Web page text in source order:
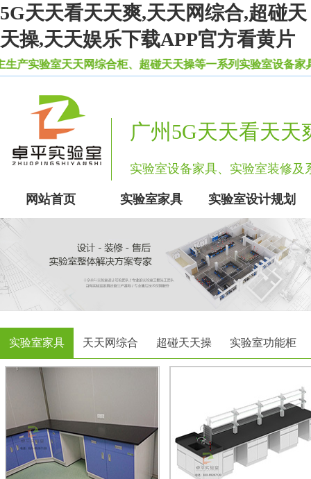
5G天天看天天爽,天天网综合,超碰天
天操,天天娱乐下载APP官方看黄片
天天网综合柜、超碰天天操等一系列实验室设备家具。
广州5G天天看天
实验室设备家具、实验室装修
网站首页 实验室家具 实验室设计规划
实验室家具 天天网综合 超碰天天操 实验室功能柜